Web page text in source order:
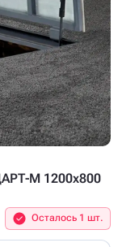
М 1200x800
Осталось 1 шт.